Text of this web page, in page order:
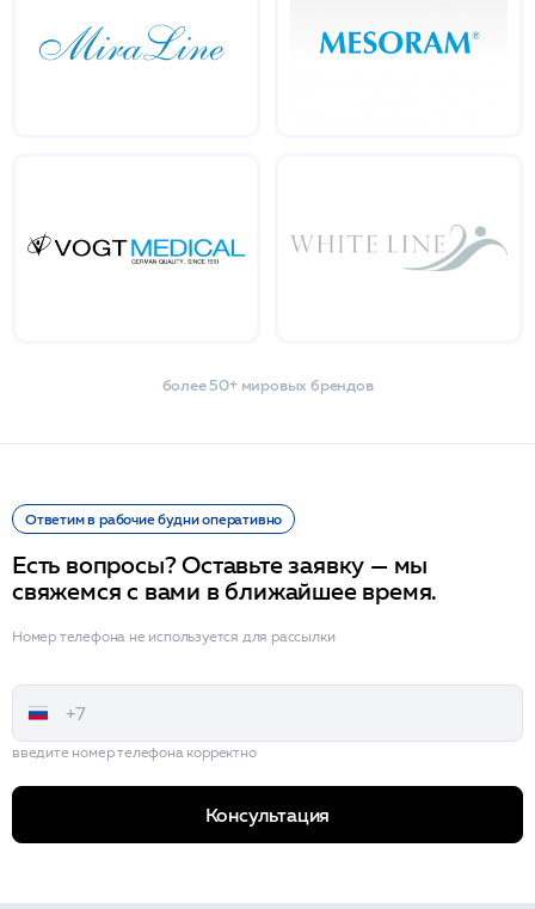
более 50+ мировых брендов
Ответим в рабочие будни оперативно
Есть вопросы? Оставьте заявку — мы
свяжемся с вами в ближайшее время.
Номер телефона не используется для рассылки
введите номер телефона корректно
Консультация